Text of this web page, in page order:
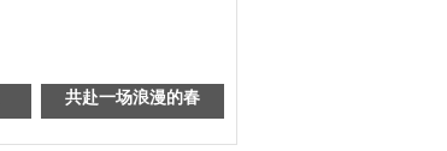
共赴一场浪漫的春